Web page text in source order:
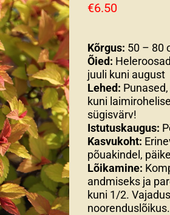
€6.50
Kõrgus: 50 – 80
Õied:
juuli kuni august
Lehed:
kuni
sügisvärv!
Istutuskaugus:
Kasvukoht:
põuakindel,
Lõikamine:
andmiseks ja
kuni 1/2.
noorenduslõikus.